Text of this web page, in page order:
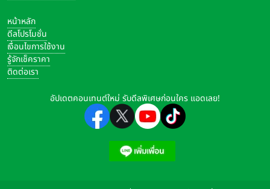
หน้าหลัก
ดีลโปรโมชั่น
เงื่อนไขการใช้งาน
รู้จักเช็คราคา
ติดต่อเรา
อัปเดตคอนเทนต์ใหม่ รับดีลพิเศษก่อนใคร แอดเลย!